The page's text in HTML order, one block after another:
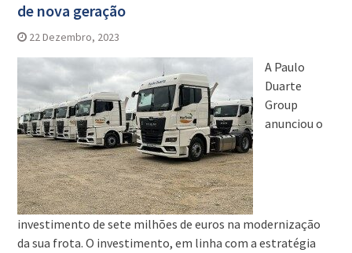
de nova geração
22 Dezembro, 2023
A Paulo
Duarte
Group
anunciou o
investimento de sete milhões de euros na modernização
da sua frota. O investimento, em linha com a estratégia